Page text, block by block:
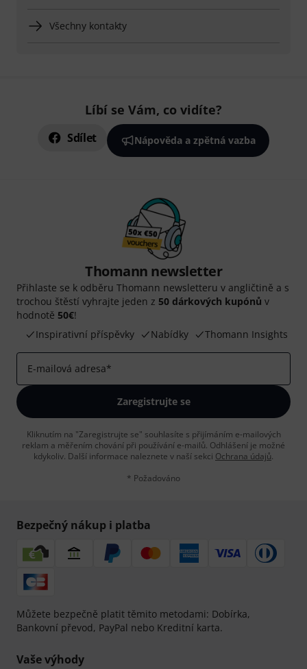
Všechny kontakty
Líbí se Vám, co vidíte?
Sdílet Nápověda a zpětná vazba
Thomann newsletter
Přihlaste se k odběru Thomann newsletteru v angličtině a s
trochou štěstí vyhrajte jeden z 50 dárkových kupónů v
hodnotě 50€!
Inspirativní příspěvky
Nabídky Thomann Insights
E-mailová adresa*
Zaregistrujte se
Kliknutím na "Zaregistrujte se" souhlasíte s přijímáním e-mailových
reklam a měřením chování při používání e-mailů. Odhlášení je možné
kdykoliv. Další informace naleznete v naší sekci Ochrana údajů.
* Požadováno
Bezpečný nákup i platba
Můžete bezpečně platit těmito metodami: Dobírka,
Bankovní převod, PayPal nebo Kreditní karta.
Vaše výhody